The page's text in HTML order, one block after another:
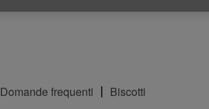
Domande frequenti Biscotti